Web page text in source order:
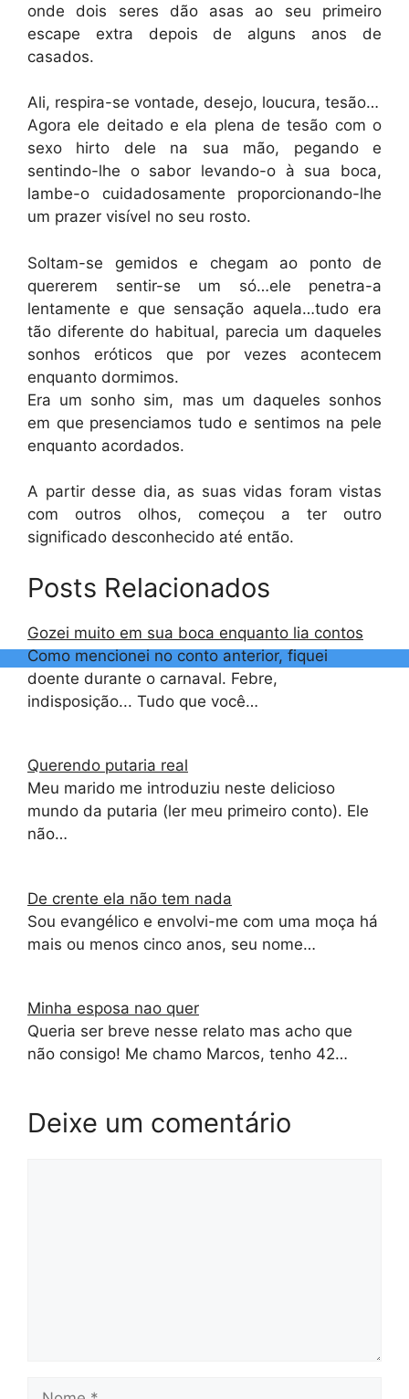
onde dois seres dão asas ao seu primeiro
escape extra depois de alguns anos de
casados.
Ali, respira-se vontade, desejo, loucura, tesão…
Agora ele deitado e ela plena de tesão com o
sexo hirto dele na sua mão, pegando e
sentindo-lhe o sabor levando-o à sua boca,
lambe-o cuidadosamente proporcionando-lhe
um prazer visível no seu rosto.
Soltam-se gemidos e chegam ao ponto de
quererem sentir-se um só…ele penetra-a
lentamente e que sensação aquela…tudo era
tão diferente do habitual, parecia um daqueles
sonhos eróticos que por vezes acontecem
enquanto dormimos.
Era um sonho sim, mas um daqueles sonhos
em que presenciamos tudo e sentimos na pele
enquanto acordados.
A partir desse dia, as suas vidas foram vistas
com outros olhos, começou a ter outro
significado desconhecido até então.
Posts Relacionados
Gozei muito em sua boca enquanto lia contos
Como mencionei no conto anterior, fiquei
doente durante o carnaval. Febre,
indisposição... Tudo que você…
Querendo putaria real
Meu marido me introduziu neste delicioso
mundo da putaria (ler meu primeiro conto). Ele
não…
De crente ela não tem nada
Sou evangélico e envolvi-me com uma moça há
mais ou menos cinco anos, seu nome…
Minha esposa nao quer
Queria ser breve nesse relato mas acho que
não consigo! Me chamo Marcos, tenho 42…
Deixe um comentário